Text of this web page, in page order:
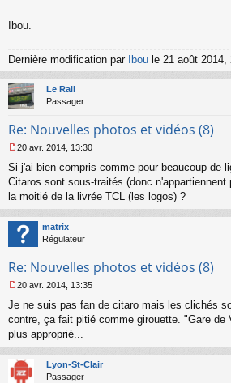
Ibou.
Dernière modification par Ibou le 21 août
Le Rail
Passager
Re: Nouvelles photos et vidéos (8)
e
s
s
g
e
n
n
u
20 avr. 2014, 13:30
Si j'ai bien compris comme pour beaucoup de
Citaros sont sous-traités (donc
la moitié de la livrée TCL (les logos) ?
matrix
Régulateur
Re: Nouvelles photos et vidéos (8)
e
s
s
g
e
n
20 avr. 2014, 13:35
Je ne suis pas fan de citaro mais les clichés
contre, ça fait pitié comme girouette. "Gare de
plus approprié...
Lyon-St-Clair
Passager